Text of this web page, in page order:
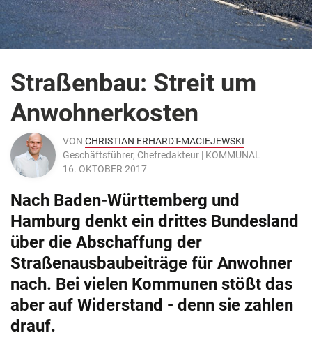
Straßenbau: Streit um
Anwohnerkosten
VON CHRISTIAN ERHARDT-MACIEJEWSKI
Geschäftsführer, Chefredakteur | KOMMUNAL
16. OKTOBER 2017
Nach Baden-Württemberg und
Hamburg denkt ein drittes Bundesland
über die Abschaffung der
Straßenausbaubeiträge für Anwohner
nach. Bei vielen Kommunen stößt das
aber auf Widerstand - denn sie zahlen
drauf.